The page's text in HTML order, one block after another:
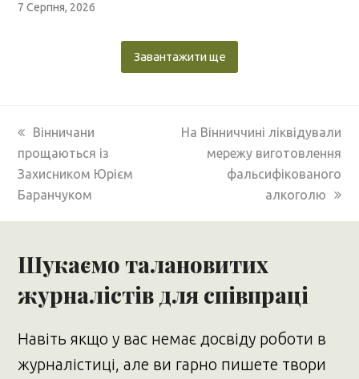
7 Серпня, 2026
Завантажити ще
previous
post:
Вінничани
прощаються із
Захисником Юрієм
Баранчуком
next
post:
На Вінниччині ліквідували
мережу виготовлення
фальсифікованого
алкоголю
Шукаємо талановитих
журналістів для співпраці
Навіть якщо у вас немає досвіду роботи в
журналістиці, але ви гарно пишете твори